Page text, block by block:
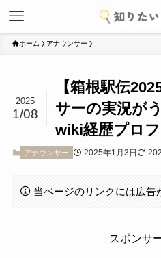
ホーム アナウンサー
【箱根駅伝
サーの実況が
wiki経歴プロ
2025
1/08
アナウンサー 2025年1月3日
当ページのリンクには広告
スポンサ